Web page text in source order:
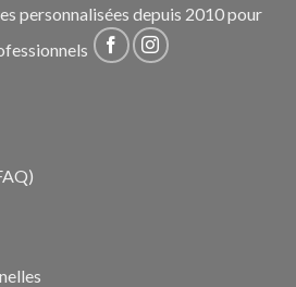
personnalisées depuis 2010 pour